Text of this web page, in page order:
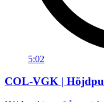
5:02
COL-VGK |